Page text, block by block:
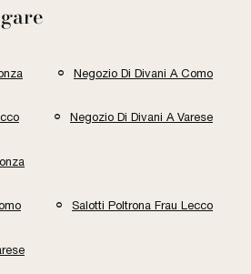
Negozio Di Divani A Como
Negozio Di Divani A Varese
Salotti Poltrona Frau Lecco